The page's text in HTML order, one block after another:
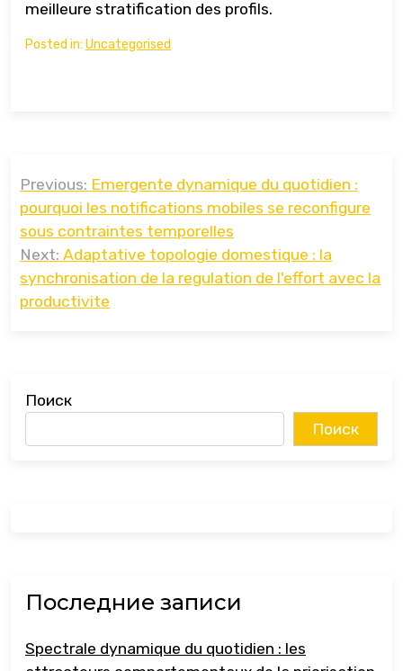
meilleure stratification des profils.
Posted in: Uncategorised
по
записям
Previous: Emergente dynamique du quotidien :
pourquoi les notifications mobiles se reconfigure
sous contraintes temporelles
Next: Adaptative topologie domestique : la
synchronisation de la regulation de l'effort avec la
productivite
Поиск
Поиск
Последние записи
Spectrale dynamique du quotidien : les